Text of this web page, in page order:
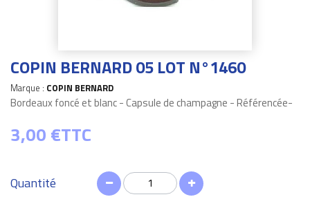
COPIN BERNARD 05 LOT N°1460
Marque : COPIN BERNARD
Bordeaux foncé et blanc - Capsule de champagne - Référencée-
3,00 €TTC
Quantité